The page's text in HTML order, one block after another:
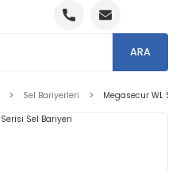
ARA
Sel Bariyerleri Megasecur WL